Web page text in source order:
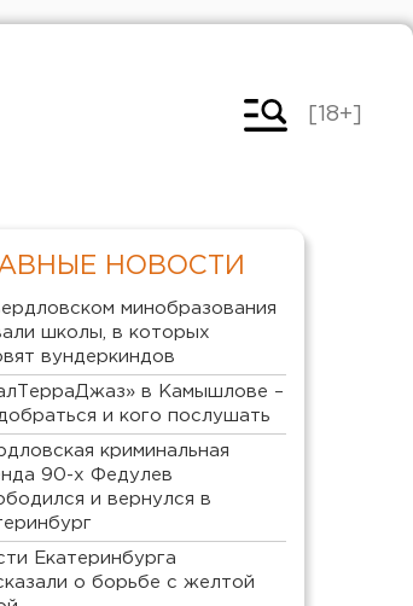
[18+]
НОВОСТИ
минобразования
школы, в которых
вундеркиндов
в Камышлове –
и кого послушать
криминальная
90-х Федулев
и вернулся в
Екатеринбурга
о борьбе с желтой